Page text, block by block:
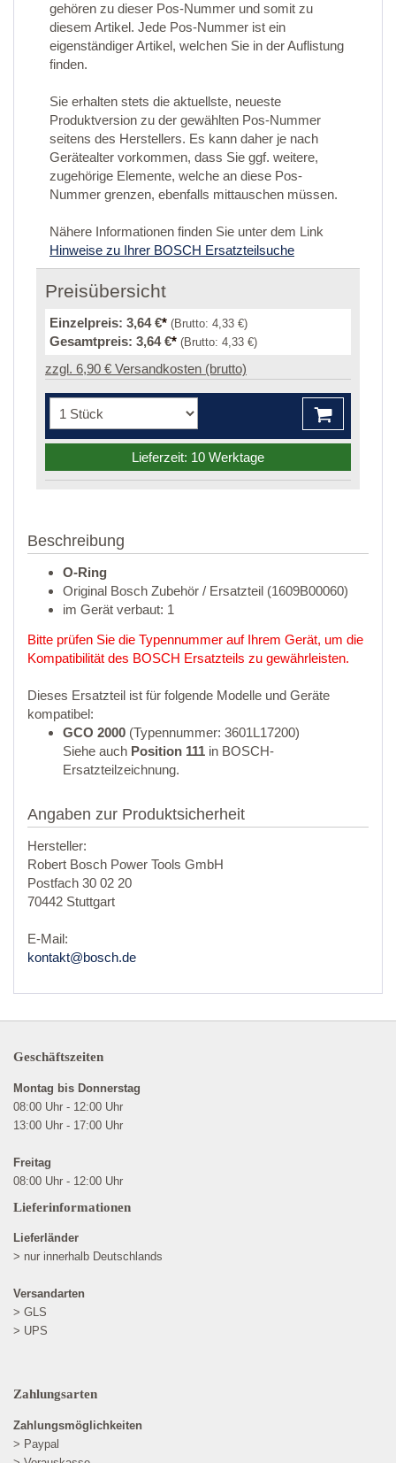
gehören zu dieser Pos-Nummer und somit zu
diesem Artikel. Jede Pos-Nummer ist ein
eigenständiger Artikel, welchen Sie in der Auflistung
finden.
Sie erhalten stets die aktuellste, neueste
Produktversion zu der gewählten Pos-Nummer
seitens des Herstellers. Es kann daher je nach
Gerätealter vorkommen, dass Sie ggf. weitere,
zugehörige Elemente, welche an diese Pos-
Nummer grenzen, ebenfalls mittauschen müssen.
Nähere Informationen finden Sie unter dem Link
Hinweise zu Ihrer BOSCH Ersatzteilsuche
Preisübersicht
Einzelpreis: 3,64 €* (Brutto: 4,33 €)
Gesamtpreis: 3,64 €* (Brutto: 4,33 €)
zzgl. 6,90 € Versandkosten (brutto)
Lieferzeit: 10 Werktage
Beschreibung
O-Ring
Original Bosch Zubehör / Ersatzteil (1609B00060)
im Gerät verbaut: 1
Bitte prüfen Sie die Typennummer auf Ihrem Gerät, um die
Kompatibilität des BOSCH Ersatzteils zu gewährleisten.
Dieses Ersatzteil ist für folgende Modelle und Geräte
kompatibel:
GCO 2000 (Typennummer: 3601L17200)
Siehe auch Position 111 in BOSCH-
Ersatzteilzeichnung.
Angaben zur Produktsicherheit
Hersteller:
Robert Bosch Power Tools GmbH
Postfach 30 02 20
70442 Stuttgart
E-Mail:
kontakt@bosch.de
Geschäftszeiten
Montag bis Donnerstag
08:00 Uhr - 12:00 Uhr
13:00 Uhr - 17:00 Uhr
Freitag
08:00 Uhr - 12:00 Uhr
Lieferinformationen
Lieferländer
> nur innerhalb Deutschlands
Versandarten
> GLS
> UPS
Zahlungsarten
Zahlungsmöglichkeiten
> Paypal